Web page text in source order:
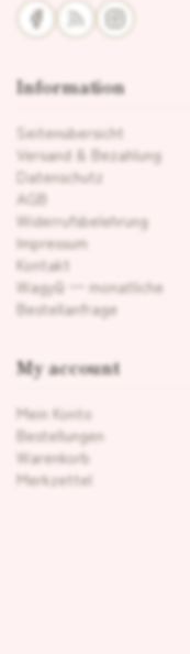
Information
Seitenübersicht
Versand & Bezahlung
Datenschutz
AGB
Widerrufsbelehrung
Impressum
Kontakt
Wagyū — monatliche
Bestellanfrage
My account
Mein Konto
Bestellungen
Warenkorb
Merkzettel